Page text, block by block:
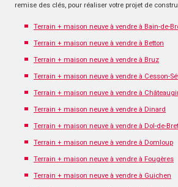
remise des clés, pour réaliser votre projet de
Terrain + maison neuve à vendre à Bain-de-
Terrain + maison neuve à vendre à Betton
Terrain + maison neuve à vendre à Bruz
Terrain + maison neuve à vendre à Cesson-
Terrain + maison neuve à vendre à
Terrain + maison neuve à vendre à Dinard
Terrain + maison neuve à vendre à Dol-de-
Terrain + maison neuve à vendre à Domloup
Terrain + maison neuve à vendre à Fougères
Terrain + maison neuve à vendre à Guichen